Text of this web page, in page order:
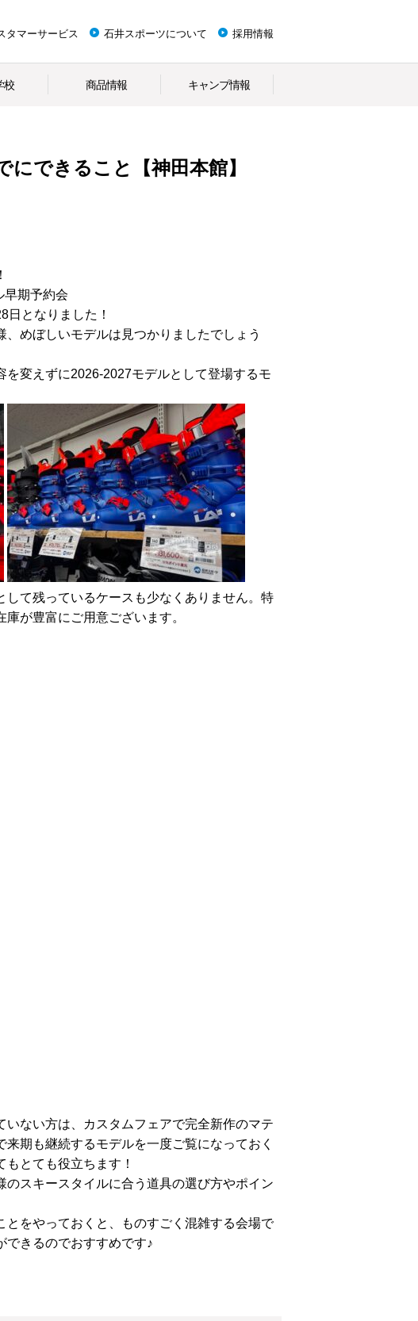
タマーサービス 石井スポーツについて 採用情報
校 商品情報 キャンプ情報
できること【神田本館】
早期予約会
日となりました！
めぼしいモデルは見つかりましたでしょう
変えずに2026-2027モデルとして登場するモ
て残っているケースも少なくありません。特
が豊富にご用意ございます。
いない方は、カスタムフェアで完全新作のマテ
期も継続するモデルを一度ご覧になっておく
とても役立ちます！
のスキースタイルに合う道具の選び方やポイン
とをやっておくと、ものすごく混雑する会場で
できるのでおすすめです♪